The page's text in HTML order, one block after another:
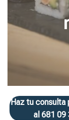
Haz tu consulta
al 681 09